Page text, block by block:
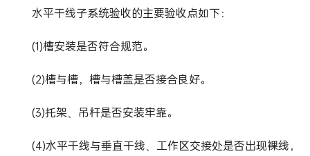
水平干线子系统验收的主要验收点如下：
(1)槽安装是否符合规范。
(2)槽与槽，槽与槽盖是否接合良好。
(3)托架、吊杆是否安装牢靠。
(4)水平千线与垂直干线、工作区交接处是否出现裸线，